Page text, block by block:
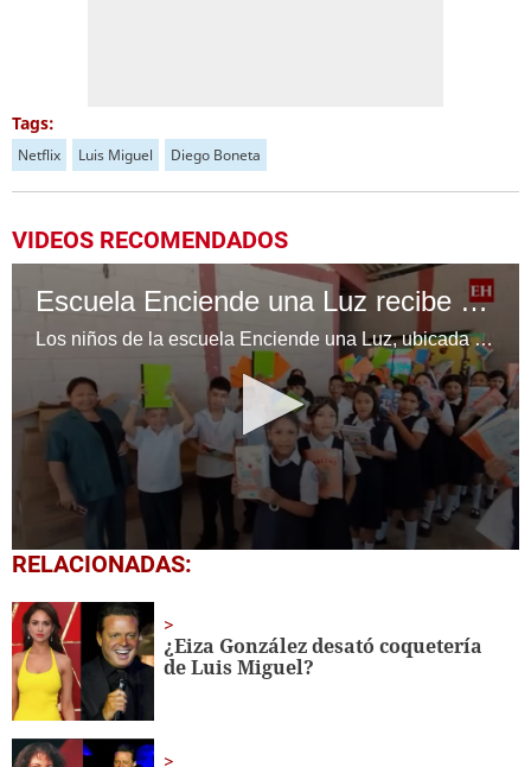
Tags:
Netflix Luis Miguel Diego Boneta
VIDEOS RECOMENDADOS
Escuela Enciende una Luz recibe cuadernos Quick, gracias a la Maratón del Saber
Los niños de la escuela Enciende una Luz, ubicada en la colonia Altos de Santa Rosa, al sur de Tegucigalpa, recibieron cuadernos Quick como parte de la Campaña Maratón del Saber.
0
seconds
1
minute,
56
seconds
RELACIONADAS:
¿Eiza González desató coquetería
de Luis Miguel?